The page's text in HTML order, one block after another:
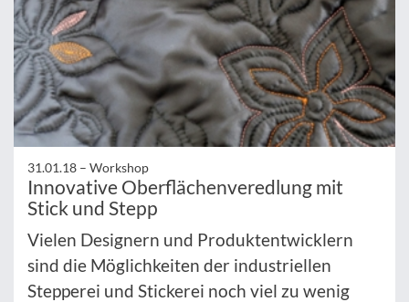
31.01.18 – Workshop
Innovative Oberflächenveredlung mit
Stick und Stepp
Vielen Designern und Produktentwicklern
sind die Möglichkeiten der industriellen
Stepperei und Stickerei noch viel zu wenig